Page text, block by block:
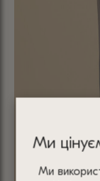
Ми
Ми